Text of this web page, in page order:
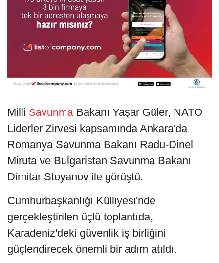
Milli Savunma Bakanı Yaşar Güler, NATO
Liderler Zirvesi kapsamında Ankara'da
Romanya Savunma Bakanı Radu-Dinel
Miruta ve Bulgaristan Savunma Bakanı
Dimitar Stoyanov ile görüştü.
Cumhurbaşkanlığı Külliyesi'nde
gerçekleştirilen üçlü toplantıda,
Karadeniz'deki güvenlik iş birliğini
güçlendirecek önemli bir adım atıldı.